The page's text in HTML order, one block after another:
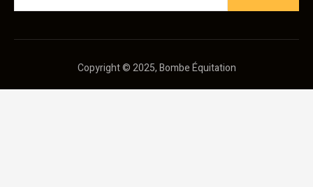
Copyright © 2025, Bombe Équitation